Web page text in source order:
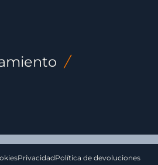
/
PrivacidadPolítica de devoluciones